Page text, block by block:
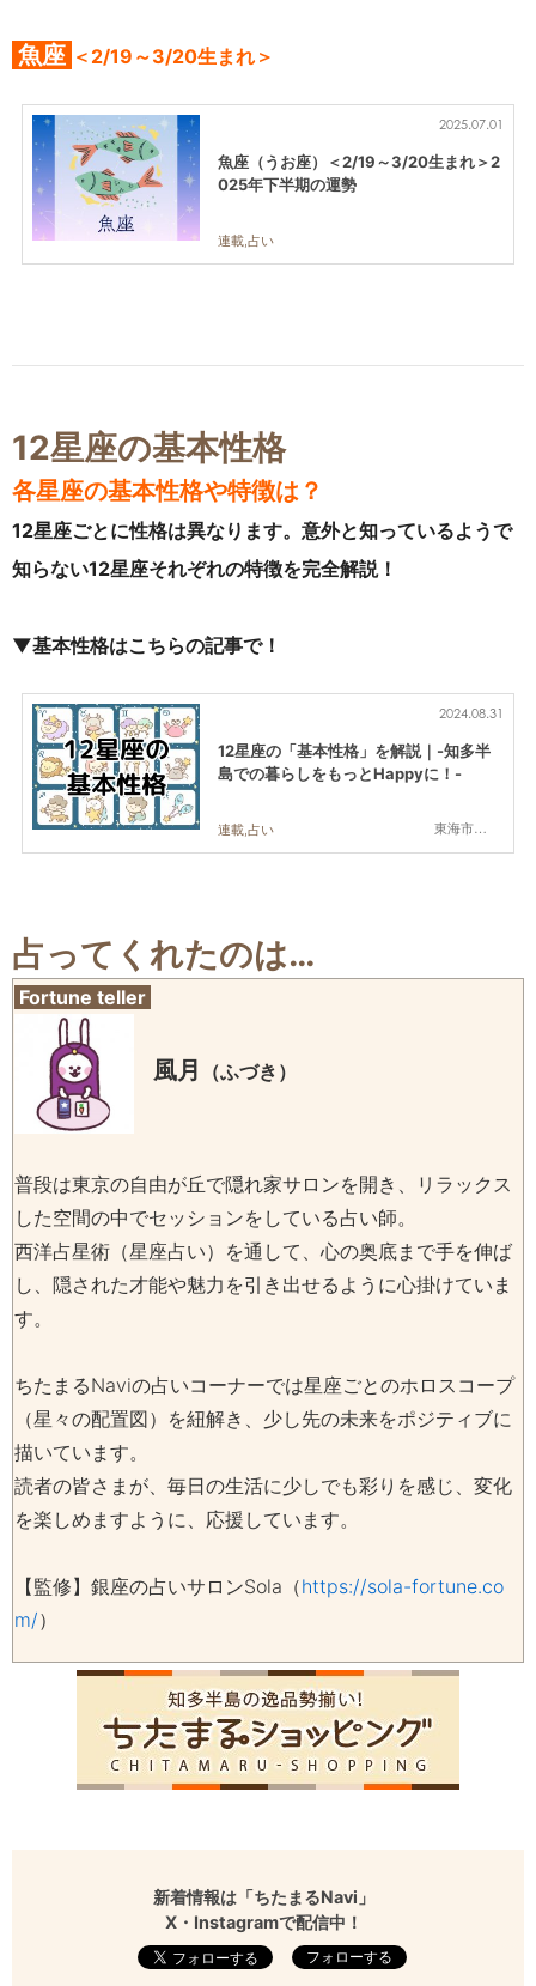
魚座 ＜2/19～3/20生まれ＞
2025.07.01
魚座（うお座）＜2/19～3/20生まれ＞2
025年下半期の運勢
連載,占い
12星座の基本性格
各星座の基本性格や特徴は？
12星座ごとに性格は異なります。意外と知っているようで
知らない12星座それぞれの特徴を完全解説！
▼基本性格はこちらの記事で！
東海市,大府市,知多市,東浦町,阿久比町,半田市,常滑市,武豊町,美浜町,南知多町
2024.08.31
12星座の「基本性格」を解説｜-知多半
島での暮らしをもっとHappyに！-
連載,占い
占ってくれたのは…
Fortune teller
風月 （ふづき）
普段は東京の自由が丘で隠れ家サロンを開き、リラックス
した空間の中でセッションをしている占い師。
西洋占星術（星座占い）を通して、心の奥底まで手を伸ば
し、隠された才能や魅力を引き出せるように心掛けていま
す。
ちたまるNaviの占いコーナーでは星座ごとのホロスコープ
（星々の配置図）を紐解き、少し先の未来をポジティブに
描いています。
読者の皆さまが、毎日の生活に少しでも彩りを感じ、変化
を楽しめますように、応援しています。
【監修】銀座の占いサロンSola（https://sola-fortune.co
m/）
新着情報は「ちたまるNavi」
X・Instagramで配信中！
フォローする